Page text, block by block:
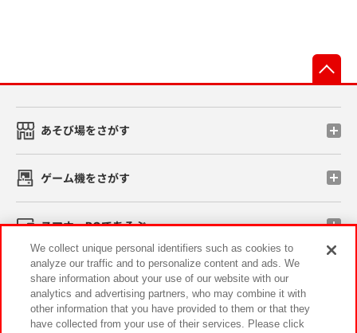
あそび場をさがす
ゲーム機をさがす
スマホ・PCであそぶ
イベント・キャンペーン
We collect unique personal identifiers such as cookies to
analyze our traffic and to personalize content and ads. We
share information about your use of our website with our
analytics and advertising partners, who may combine it with
other information that you have provided to them or that they
have collected from your use of their services. Please click